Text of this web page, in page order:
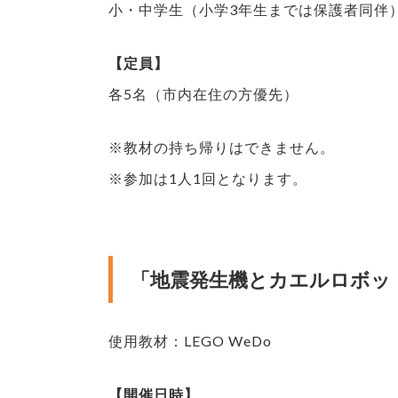
小・中学生（小学3年生までは保護者同伴
【定員】
各5名（市内在住の方優先）
※教材の持ち帰りはできません。
※参加は1人1回となります。
「地震発生機とカエルロボッ
使用教材：LEGO WeDo
【開催日時】